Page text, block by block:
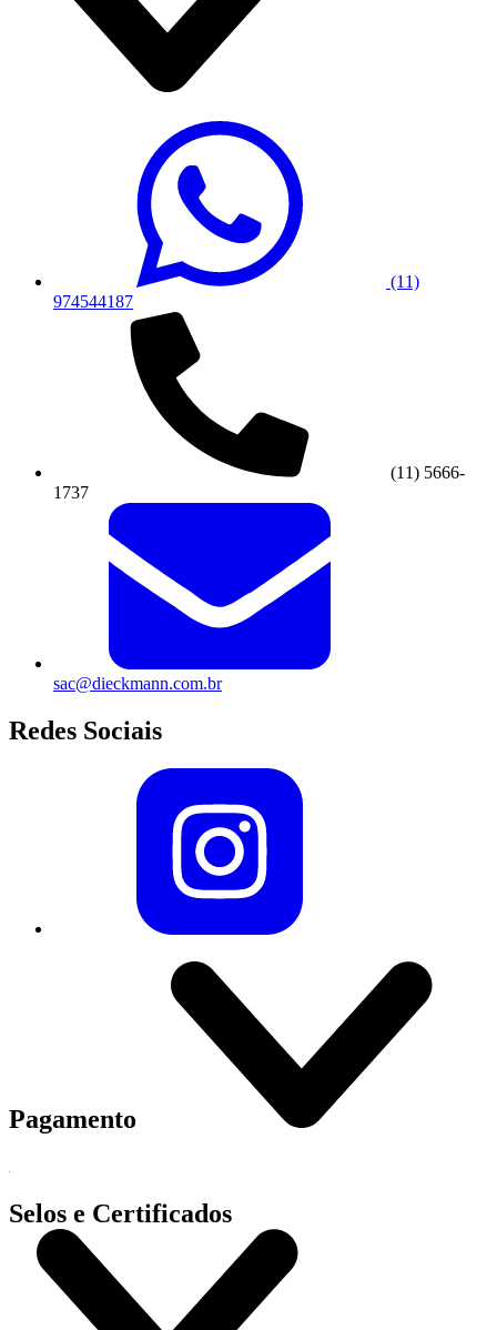
(11)
974544187
(11) 5666-
1737
sac@dieckmann.com.br
Redes Sociais
Pagamento
Selos e Certificados